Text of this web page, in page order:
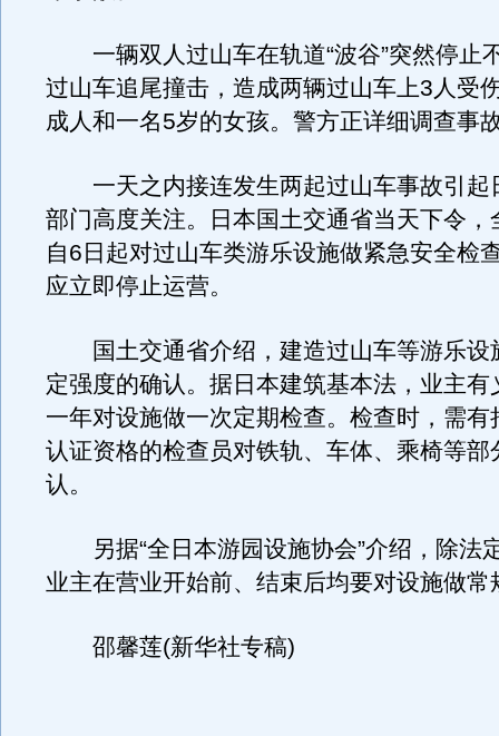
一辆双人过山车在轨道“波谷”突然停止
过山车追尾撞击，造成两辆过山车上3人受
成人和一名5岁的女孩。警方正详细调查事
一天之内接连发生两起过山车事故引起
部门高度关注。日本国土交通省当天下令，
自6日起对过山车类游乐设施做紧急安全检
应立即停止运营。
国土交通省介绍，建造过山车等游乐设
定强度的确认。据日本建筑基本法，业主有
一年对设施做一次定期检查。检查时，需有
认证资格的检查员对铁轨、车体、乘椅等部
认。
另据“全日本游园设施协会”介绍，除法
业主在营业开始前、结束后均要对设施做常
邵馨莲(新华社专稿)